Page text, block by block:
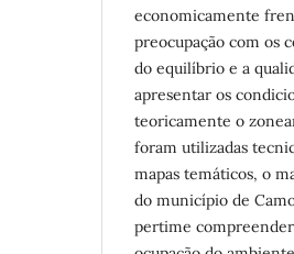
economicamente
preocupação com os
do equilíbrio e a
apresentar os
teoricamente o
foram utilizadas
mapas temáticos, o
do município de
pertime compreender